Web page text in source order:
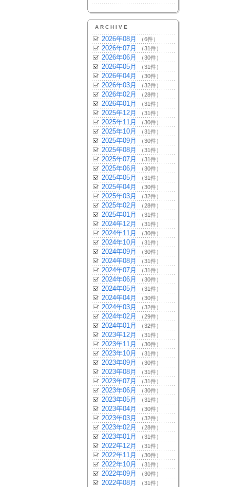
ARCHIVE
2026年08月 （6件）
2026年07月 （31件）
2026年06月 （30件）
2026年05月 （31件）
2026年04月 （30件）
2026年03月 （32件）
2026年02月 （28件）
2026年01月 （31件）
2025年12月 （31件）
2025年11月 （30件）
2025年10月 （31件）
2025年09月 （30件）
2025年08月 （31件）
2025年07月 （31件）
2025年06月 （30件）
2025年05月 （31件）
2025年04月 （30件）
2025年03月 （32件）
2025年02月 （28件）
2025年01月 （31件）
2024年12月 （31件）
2024年11月 （30件）
2024年10月 （31件）
2024年09月 （30件）
2024年08月 （31件）
2024年07月 （31件）
2024年06月 （30件）
2024年05月 （31件）
2024年04月 （30件）
2024年03月 （32件）
2024年02月 （29件）
2024年01月 （32件）
2023年12月 （31件）
2023年11月 （30件）
2023年10月 （31件）
2023年09月 （30件）
2023年08月 （31件）
2023年07月 （31件）
2023年06月 （30件）
2023年05月 （31件）
2023年04月 （30件）
2023年03月 （32件）
2023年02月 （28件）
2023年01月 （31件）
2022年12月 （31件）
2022年11月 （30件）
2022年10月 （31件）
2022年09月 （30件）
2022年08月 （31件）